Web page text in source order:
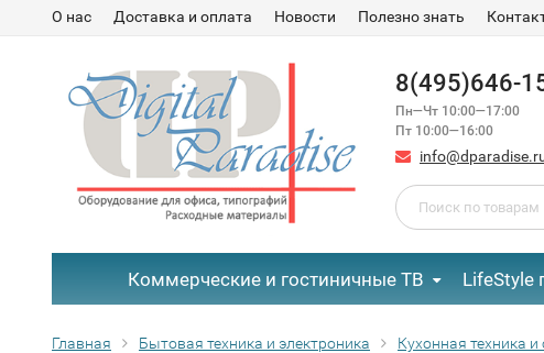
О нас Доставка и оплата Новости Полезно знать
8(495)646-
Пн—Чт 10:00—17:00
Пт 10:00—16:00
Коммерческие и гостиничные ТВ LifeStyle
Главная Бытовая техника и электроника Кухонная техника